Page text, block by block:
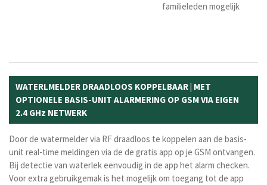
familieleden mogelijk
WATERLMELDER DRAADLOOS KOPPELBAAR | MET
OPTIONELE BASIS-UNIT ALARMERING OP GSM VIA EIGEN
2.4 GHz NETWERK
Door de watermelder via RF draadloos te koppelen aan de basis-
unit real-time meldingen via de de gratis app op je GSM ontvangen.
Bij detectie van waterlek eenvoudig in de app het alarm checken.
Voor extra gebruikgemak is het mogelijk om toegang tot de app